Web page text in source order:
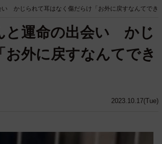
い かじられて耳はなく傷だらけ「お外に戻すなんてでき
2023.10.17(Tue)
と運命の出会い かじ
外に戻すなんてでき